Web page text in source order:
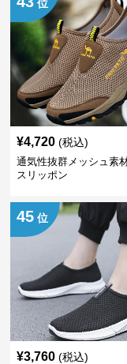
位
¥4,720 (税込)
通気性抜群メッシュ素
スリッポン
45 位
¥3,760 (税込)